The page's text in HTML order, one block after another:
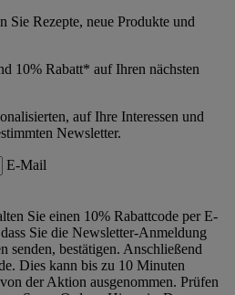
Sie Rezepte, neue Produkte und
10% Rabatt* auf Ihren nächsten
auf Ihre Interessen und
Newsletter.
E-Mail
Sie einen 10% Rabattcode per E-
Sie die Newsletter-Anmeldung
senden, bestätigen. Anschließend
Dies kann bis zu 10 Minuten
der Aktion ausgenommen. Prüfen